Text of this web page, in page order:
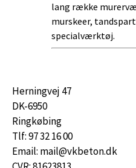
lang række
murskeer,
specialværktøj.
Herningvej 47
DK-6950
Ringkøbing
Tlf: 97 32 16 00
Email: mail@vkbeton.dk